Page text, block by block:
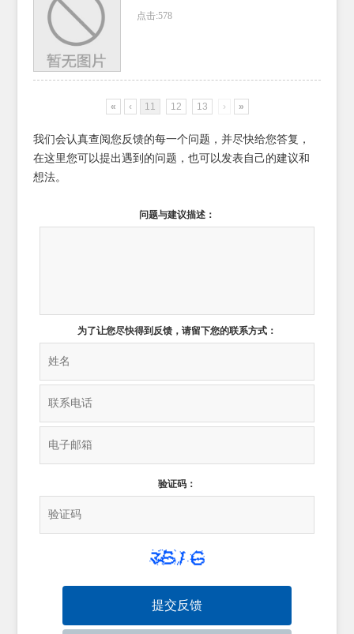
点击:578
« ‹ 11 12 13 › »
我们会认真查阅您反馈的每一个问题，并尽快给您答复，
在这里您可以提出遇到的问题，也可以发表自己的建议和
想法。
问题与建议描述：
为了让您尽快得到反馈，请留下您的联系方式：
验证码：